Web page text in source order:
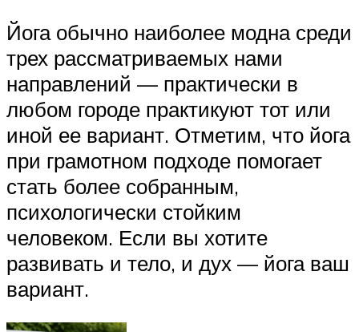
Йога обычно наиболее модна среди
трех рассматриваемых нами
направлений — практически в
любом городе практикуют тот или
иной ее вариант. Отметим, что йога
при грамотном подходе помогает
стать более собранным,
психологически стойким
человеком. Если вы хотите
развивать и тело, и дух — йога ваш
вариант.